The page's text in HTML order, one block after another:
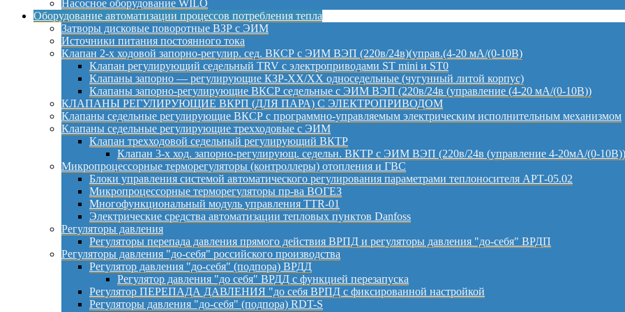
Насосное оборудование WILO
Оборудование автоматизации процессов потребления тепла
Затворы дисковые поворотные ВЗР с ЭИМ
Источники питания постоянного тока
Клапан 2-х ходовой запорно-регулир. сед. ВКСР с ЭИМ ВЭП (220в/24в)(управ.(4-20 мА/(0-10В)
Клапан регулирующий седельный TRV с электроприводами ST mini и ST0
Клапаны запорно — регулирующие КЗР-ХХ/ХХ односедельные (чугунный литой корпус)
Клапаны запорно-регулирующие ВКСР седельные с ЭИМ ВЭП (220в/24в (управление (4-20 мА/(0-10В))
КЛАПАНЫ РЕГУЛИРУЮЩИЕ ВКРП (ДЛЯ ПАРА) С ЭЛЕКТРОПРИВОДОМ
Клапаны седельные регулирующие ВКСР с программно-управляемым электрическим исполнительным механизмом
Клапаны седельные регулирующие трехходовые с ЭИМ
Клапан трехходовой седельный регулирующий ВКТР
Клапан 3-х ход. запорно-регулирующ. седельн. ВКТР с ЭИМ ВЭП (220в/24в (управление 4-20мА/(0-
Микропроцессорные терморегуляторы (контроллеры) отопления и ГВС
Блоки управления системой автоматического регулирования параметрами теплоносителя АРТ-05.02
Микропроцессорные терморегуляторы пр-ва ВОГЕЗ
Многофункциональный модуль управления TTR-01
Электрические средства автоматизации тепловых пунктов Danfoss
Регуляторы давления
Регуляторы перепада давления прямого действия ВРПД и регуляторы давления "до-себя" ВРДП
Регуляторы давления "до-себя" российского производства
Регулятор давления "до-себя" (подпора) ВРДД
Регулятор давления "до себя" ВРДД с функцией перезапуска
Регулятор ПЕРЕПАДА ДАВЛЕНИЯ "до себя ВРПД с фиксированной настройкой
Регуляторы давления "до-себя" (подпора) RDT-S